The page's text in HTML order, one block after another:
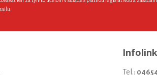
Tel.: